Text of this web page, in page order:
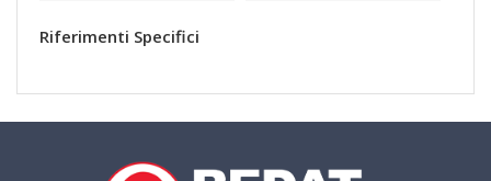
Riferimenti Specifici